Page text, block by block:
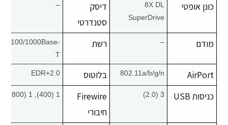
כונן אופטי
8X DL
SuperDrive
דיסק
סטנדרטי
–
מודם – רשת
10/100/1000Base-
T
AirPort
802.11a/b/g/n בלוטוס 2.0+EDR
כניסות USB 3 (2.0)
Firewire
חיבורי
1 (400), 1 (800)